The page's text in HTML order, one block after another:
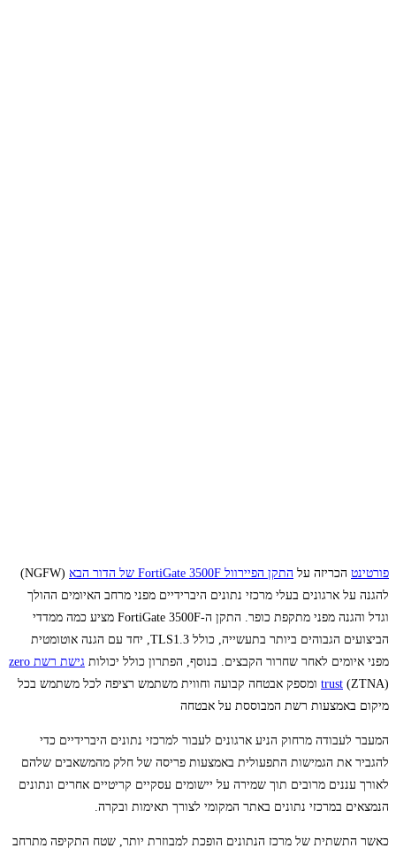
פורטינט הכריזה על התקן הפיירוול FortiGate 3500F של הדור הבא
(NGFW)
להגנה על ארגונים בעלי מרכזי נתונים היברידיים מפני מרחב האיומים ההולך
וגדל והגנה מפני מתקפת כופר. התקן ה-FortiGate 3500F מציע כמה ממדדי
הביצועים הגבוהים ביותר בתעשייה, כולל TLS1.3, יחד עם הגנה אוטומטית
מפני איומים לאחר שחרור הקבצים. בנוסף, הפתרון כולל יכולות
גישת רשת zero
trust (ZTNA) ומספק אבטחה קבועה וחווית משתמש רציפה לכל משתמש בכל
מיקום באמצעות רשת המבוססת על אבטחה
המעבר לעבודה מרחוק הניע ארגונים לעבור למרכזי נתונים היברידיים כדי
להגביר את הגמישות התפעולית באמצעות פריסה של חלק מהמשאבים שלהם
לאורך עננים מרובים תוך שמירה על יישומים עסקיים קריטיים אחרים ונתונים
הנמצאים במרכזי נתונים באתר המקומי לצורך תאימות ובקרה.
כאשר התשתית של מרכז הנתונים הופכת למבוזרת יותר, שטח התקיפה מתרחב